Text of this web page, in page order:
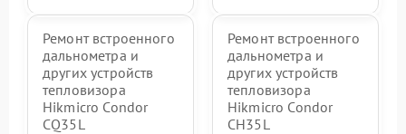
Ремонт встроенного
дальнометра и
других устройств
тепловизора
Hikmicro Condor
CQ35L
Ремонт встроенного
дальнометра и
других устройств
тепловизора
Hikmicro Condor
CH35L